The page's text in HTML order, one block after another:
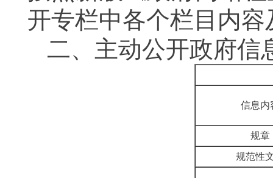
开专栏中各个栏目内容
二、主动公开政府信
信息内
规章
规范性